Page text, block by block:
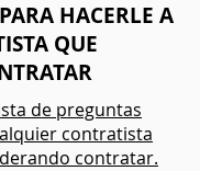
HACERLE A
QUE
de preguntas
contratista
contratar.